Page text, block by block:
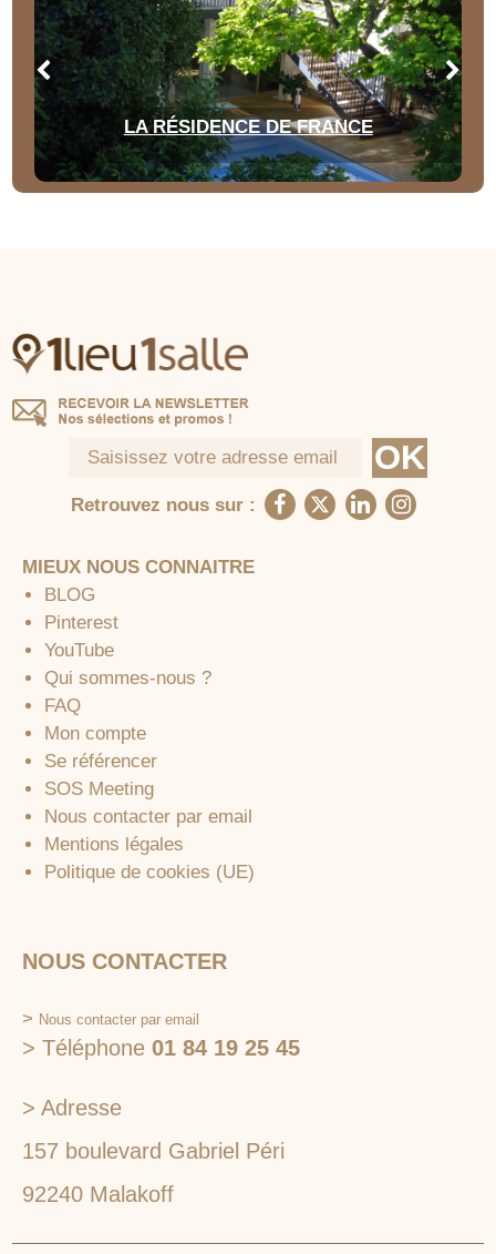
LA RÉSIDENCE DE FRANCE
Retrouvez nous sur :
MIEUX NOUS CONNAITRE
BLOG
Pinterest
YouTube
Qui sommes-nous ?
FAQ
Mon compte
Se référencer
SOS Meeting
Nous contacter par email
Mentions légales
Politique de cookies (UE)
NOUS CONTACTER
> Nous contacter par email
> Téléphone 01 84 19 25 45
> Adresse
157 boulevard Gabriel Péri
92240 Malakoff